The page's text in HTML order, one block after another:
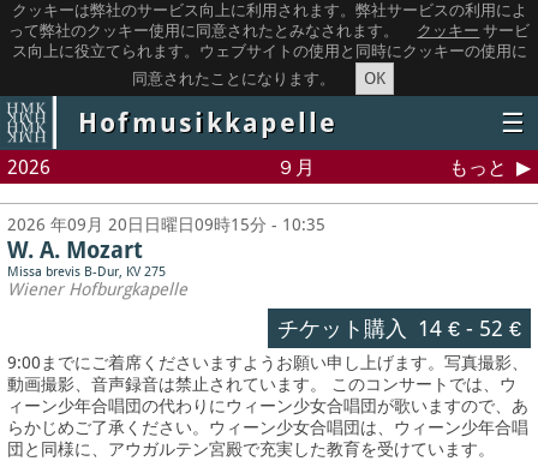
クッキーは弊社のサービス向上に利用されます。弊社サービスの利用によ
って弊社のクッキー使用に同意されたとみなされます。
クッキー サービ
ス向上に役立てられます。ウェブサイトの使用と同時にクッキーの使用に
同意されたことになります。
OK
Hofmusikkapelle ☰
2026 ９月 もっと
2026 年09月 20日日曜日09時15分 - 10:35
W. A. Mozart
Missa brevis B-Dur, KV 275
Wiener Hofburgkapelle
チケット購入 14 €- 52 €
9:00までにご着席くださいますようお願い申し上げます。写真撮影、
動画撮影、音声録音は禁止されています。 このコンサートでは、ウ
ィーン少年合唱団の代わりにウィーン少女合唱団が歌いますので、あ
らかじめご了承ください。ウィーン少女合唱団は、ウィーン少年合唱
団と同様に、アウガルテン宮殿で充実した教育を受けています。